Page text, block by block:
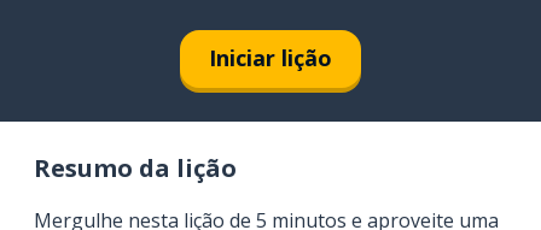
Iniciar lição
Resumo da lição
Mergulhe nesta lição de 5 minutos e aproveite uma